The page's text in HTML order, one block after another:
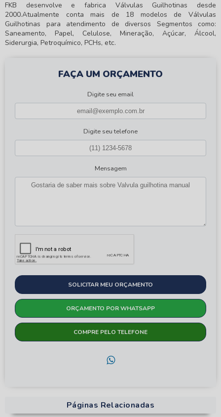
FKB desenvolve e fabrica Válvulas Guilhotinas desde
2000.Atualmente conta mais de 18 modelos de Válvulas
Guilhotinas para atendimento de diversos Segmentos como:
Saneamento, Papel, Celulose, Mineração, Açúcar, Álcool,
Siderurgia, Petroquímico, PCHs, etc.
FAÇA UM ORÇAMENTO
Digite seu email
Digite seu telefone
Mensagem
SOLICITAR MEU ORÇAMENTO
ORÇAMENTO POR WHATSAPP
COMPRE PELO TELEFONE
Páginas Relacionadas